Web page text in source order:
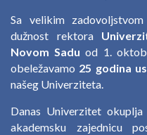
Sa velikim
dužnost rektora
Novom Sadu od 1.
obeležavamo 25 godina
našeg Univerziteta.
Danas Univerzitet okuplja
akademsku zajednicu